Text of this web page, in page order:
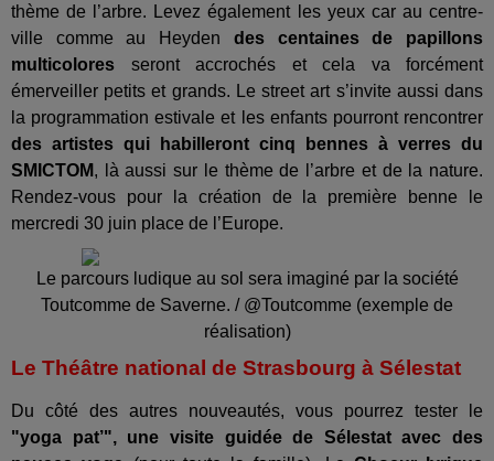
thème de l’arbre. Levez également les yeux car au centre-
ville comme au Heyden des centaines de papillons
multicolores seront accrochés et cela va forcément
émerveiller petits et grands. Le street art s’invite aussi dans
la programmation estivale et les enfants pourront rencontrer
des artistes qui habilleront cinq bennes à verres du
SMICTOM, là aussi sur le thème de l’arbre et de la nature.
Rendez-vous pour la création de la première benne le
mercredi 30 juin place de l’Europe.
Le parcours ludique au sol sera imaginé par la société
Toutcomme de Saverne. / @Toutcomme (exemple de
réalisation)
Le Théâtre national de Strasbourg à Sélestat
Du côté des autres nouveautés, vous pourrez tester le
"yoga pat’", une visite guidée de Sélestat avec des